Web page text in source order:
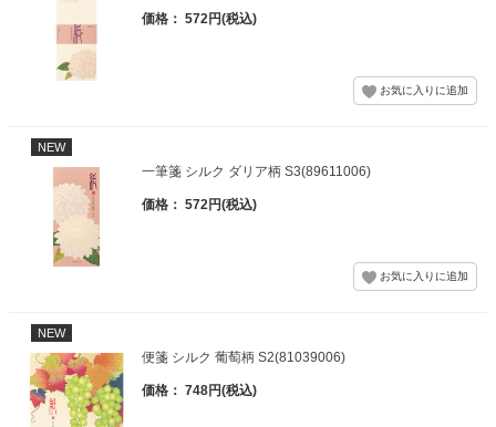
価格： 572円(税込)
NEW
一筆箋 シルク ダリア柄 S3(89611006)
価格： 572円(税込)
NEW
便箋 シルク 葡萄柄 S2(81039006)
価格： 748円(税込)